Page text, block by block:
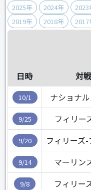
2025年 2024年 2023
2019年
2018年 2017
日時 対
10/1 ナショナ
9/25 フィリー
9/20 フィリーズ
9/14 マーリン
9/8 フィリー